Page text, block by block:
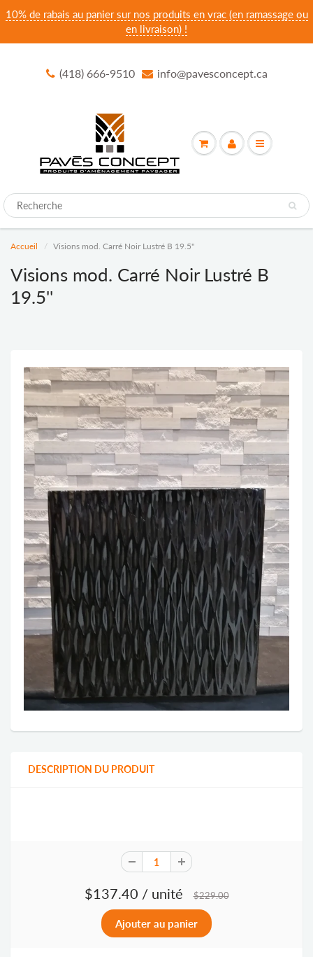
10% de rabais au panier sur nos produits en vrac (en ramassage ou
en livraison) !
(418) 666-9510 info@pavesconcept.ca
Accueil Visions mod. Carré Noir Lustré B 19.5''
Visions mod. Carré Noir Lustré B
19.5''
DESCRIPTION DU PRODUIT
$137.40 / unité $229.00